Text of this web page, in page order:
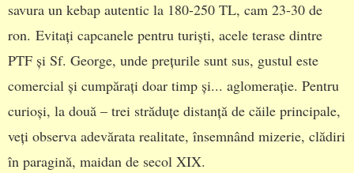
savura un kebap autentic la 180-250 TL, cam 23-30 de
ron. Evitați capcanele pentru turiști, acele terase dintre
PTF și Sf. George, unde prețurile sunt sus, gustul este
comercial și cumpărați doar timp și... aglomerație. Pentru
curioși, la două – trei străduțe distanță de căile principale,
veți observa adevărata realitate, însemnând mizerie, clădiri
în paragină, maidan de secol XIX.